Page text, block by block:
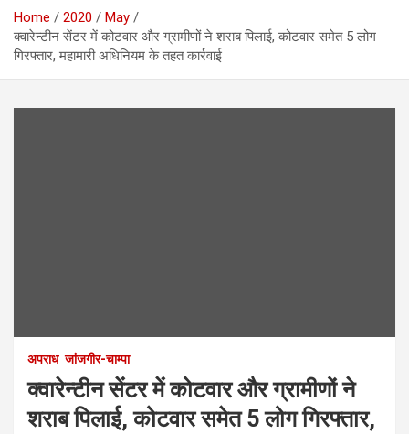
Home 2020
May
क्वारेन्टीन सेंटर में कोटवार और ग्रामीणों ने शराब पिलाई, कोटवार समेत 5 लोग
गिरफ्तार, महामारी अधिनियम के तहत कार्रवाई
अपराध जांजगीर-चाम्पा
क्वारेन्टीन सेंटर में कोटवार और ग्रामीणों ने
शराब पिलाई, कोटवार समेत 5 लोग गिरफ्तार,